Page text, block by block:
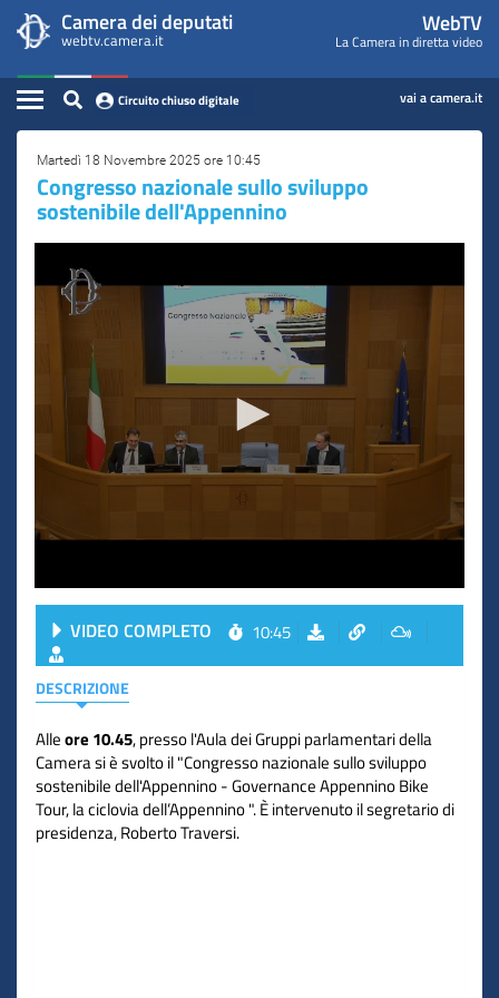
contenuto
principale
WebTV
Camera
dei
Deputati
menu
di
navigazione
Camera dei deputati
webtv.camera.it
WebTV
La Camera in diretta video
Home
Assemblea
Presidente
Commissioni
Eventi
Circuito chiuso digitale
Circuito chiuso digitale vai a camera.it
Contenuto
Martedì 18 Novembre 2025 ore 10:45
​Congresso nazionale sullo sviluppo
sostenibile dell'Appennino
VIDEO COMPLETO 10:45
DESCRIZIONE
Alleore 10.45, presso l'Aula dei Gruppi parlamentari della
Camera si è svolto il "Congresso nazionale sullo sviluppo
sostenibile dell'Appennino - Governance Appennino Bike
Tour, la ciclovia dell’Appennino ". È intervenuto il segretario di
presidenza, Roberto Traversi.